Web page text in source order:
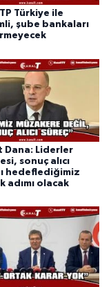
Türkiye ile
şube bankaları
Dana: Liderler
sonuç alıcı
hedeflediğimiz
adımı olacak